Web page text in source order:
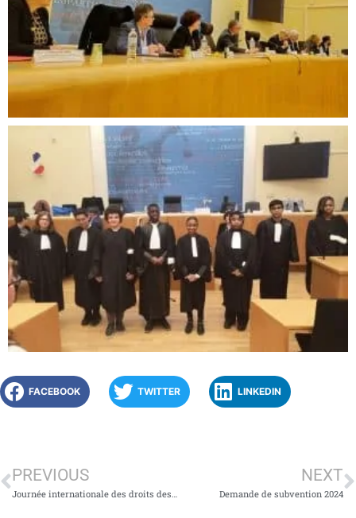
FACEBOOK TWITTER LINKEDIN
PREVIOUS
Journée internationale des droits des femmes
NEXT
Demande de subvention 2024